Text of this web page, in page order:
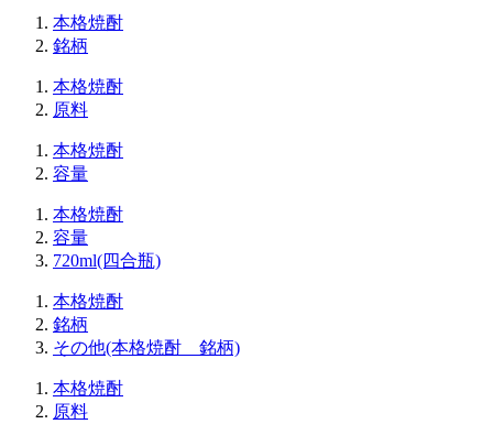
本格焼酎
銘柄
本格焼酎
原料
本格焼酎
容量
本格焼酎
容量
720ml(四合瓶)
本格焼酎
銘柄
その他(本格焼酎 銘柄)
本格焼酎
原料